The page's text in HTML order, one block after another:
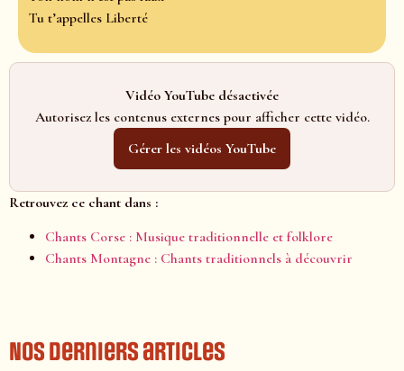
Tu t’appelles Liberté
Vidéo YouTube désactivée
Autorisez les contenus externes pour afficher cette vidéo.
Gérer les vidéos YouTube
Retrouvez ce chant dans :
Chants Corse : Musique traditionnelle et folklore
Chants Montagne : Chants traditionnels à découvrir
Nos derniers articles